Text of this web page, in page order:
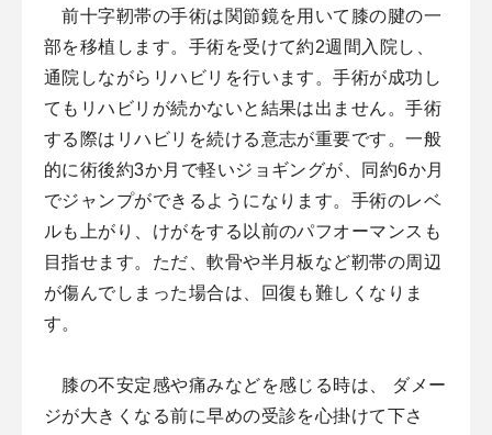
前十字靭帯の手術は関節鏡を用いて膝の腱の一
部を移植します。手術を受けて約2週間入院し、
通院しながらリハビリを行います。手術が成功し
てもリハビリが続かないと結果は出ません。手術
する際はリハビリを続ける意志が重要です。一般
的に術後約3か月で軽いジョギングが、同約6か月
でジャンプができるようになります。手術のレベ
ルも上がり、けがをする以前のパフオーマンスも
目指せます。ただ、軟骨や半月板など靭帯の周辺
が傷んでしまった場合は、回復も難しくなりま
す。
膝の不安定感や痛みなどを感じる時は、 ダメー
ジが大きくなる前に早めの受診を心掛けて下さ